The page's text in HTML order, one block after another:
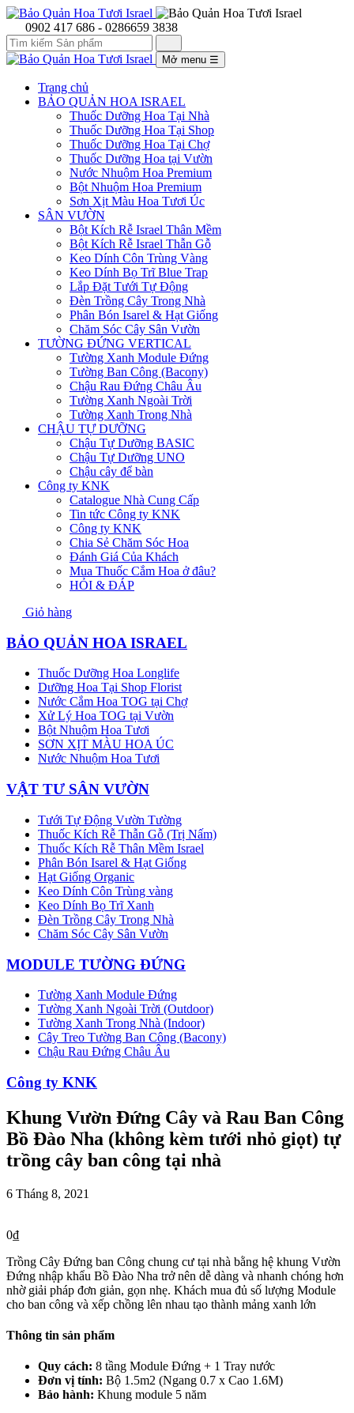
0902 417 686 - 0286659 3838
Mở menu ☰
Trang chủ
BẢO QUẢN HOA ISRAEL
Thuốc Dưỡng Hoa Tại Nhà
Thuốc Dưỡng Hoa Tại Shop
Thuốc Dưỡng Hoa Tại Chợ
Thuốc Dưỡng Hoa tại Vườn
Nước Nhuộm Hoa Premium
Bột Nhuộm Hoa Premium
Sơn Xịt Màu Hoa Tươi Úc
SÂN VƯỜN
Bột Kích Rễ Israel Thân Mềm
Bột Kích Rễ Israel Thẫn Gỗ
Keo Dính Côn Trùng Vàng
Keo Dính Bọ Trĩ Blue Trap
Lắp Đặt Tưới Tự Động
Đèn Trồng Cây Trong Nhà
Phân Bón Isarel & Hạt Giống
Chăm Sóc Cây Sân Vườn
TƯỜNG ĐỨNG VERTICAL
Tường Xanh Module Đứng
Tường Ban Công (Bacony)
Chậu Rau Đứng Châu Âu
Tường Xanh Ngoài Trời
Tường Xanh Trong Nhà
CHẬU TỰ DƯỠNG
Chậu Tự Dưỡng BASIC
Chậu Tự Dưỡng UNO
Chậu cây để bàn
Công ty KNK
Catalogue Nhà Cung Cấp
Tin tức Công ty KNK
Công ty KNK
Chia Sẻ Chăm Sóc Hoa
Đánh Giá Của Khách
Mua Thuốc Cắm Hoa ở đâu?
HỎI & ĐÁP
Giỏ hàng
BẢO QUẢN HOA ISRAEL
Thuốc Dưỡng Hoa Longlife
Dưỡng Hoa Tại Shop Florist
Nước Cắm Hoa TOG tại Chợ
Xử Lý Hoa TOG tại Vườn
Bột Nhuộm Hoa Tươi
SƠN XỊT MÀU HOA ÚC
Nước Nhuộm Hoa Tươi
VẬT TƯ SÂN VƯỜN
Tưới Tự Động Vườn Tường
Thuốc Kích Rễ Thẫn Gỗ (Trị Nấm)
Thuốc Kích Rễ Thân Mềm Israel
Phân Bón Isarel & Hạt Giống
Hạt Giống Organic
Keo Dính Côn Trùng vàng
Keo Dính Bọ Trĩ Xanh
Đèn Trồng Cây Trong Nhà
Chăm Sóc Cây Sân Vườn
MODULE TƯỜNG ĐỨNG
Tường Xanh Module Đứng
Tường Xanh Ngoài Trời (Outdoor)
Tường Xanh Trong Nhà (Indoor)
Cây Treo Tường Ban Công (Bacony)
Chậu Rau Đứng Châu Âu
Công ty KNK
Khung Vườn Đứng Cây và Rau Ban Công
Bồ Đào Nha (không kèm tưới nhỏ giọt) tự
trồng cây ban công tại nhà
6 Tháng 8, 2021
0₫
Trồng Cây Đứng ban Công chung cư tại nhà bằng hệ khung Vườn
Đứng nhập khẩu Bồ Đào Nha trở nên dễ dàng và nhanh chóng hơn
nhờ giải pháp đơn giản, gọn nhẹ. Khách mua đủ số lượng Module
cho ban công và xếp chồng lên nhau tạo thành mảng xanh lớn
Thông tin sản phẩm
Quy cách: 8 tầng Module Đứng + 1 Tray nước
Đơn vị tính: Bộ 1.5m2 (Ngang 0.7 x Cao 1.6M)
Bảo hành: Khung module 5 năm